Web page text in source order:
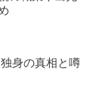
身の真相と噂